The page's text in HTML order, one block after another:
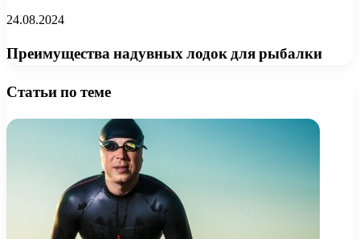
24.08.2024
Преимущества надувных лодок для рыбалки
Статьи по теме